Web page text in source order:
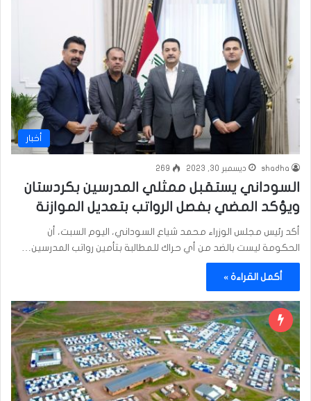
أخبار
shadha ديسمبر 30, 2023 269
السوداني يستقبل ممثلي المدرسين بكردستان
ويؤكد المضي بفصل الرواتب بتعديل الموازنة
أكد رئيس مجلس الوزراء محمد شياع السوداني، اليوم السبت، أن
الحكومة ليست بالضد من أي حراك للمطالبة بتأمين رواتب المدرسين…
أكمل القراءة »